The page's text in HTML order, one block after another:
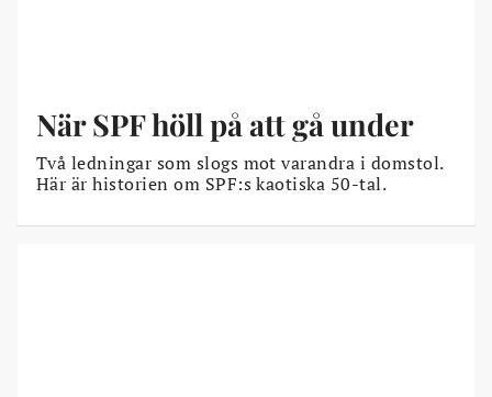
När SPF höll på att gå under
Två ledningar som slogs mot varandra i domstol.
Här är historien om SPF:s kaotiska 50-tal.